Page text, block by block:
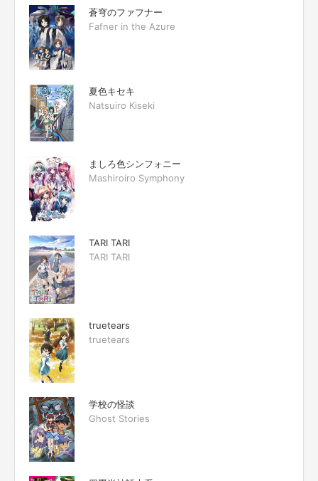
蒼穹のファフナー
Fafner in the Azure
夏色キセキ
Natsuiro Kiseki
ましろ色シンフォニー
Mashiroiro Symphony
TARI TARI
TARI TARI
truetears
truetears
学校の怪談
Ghost Stories